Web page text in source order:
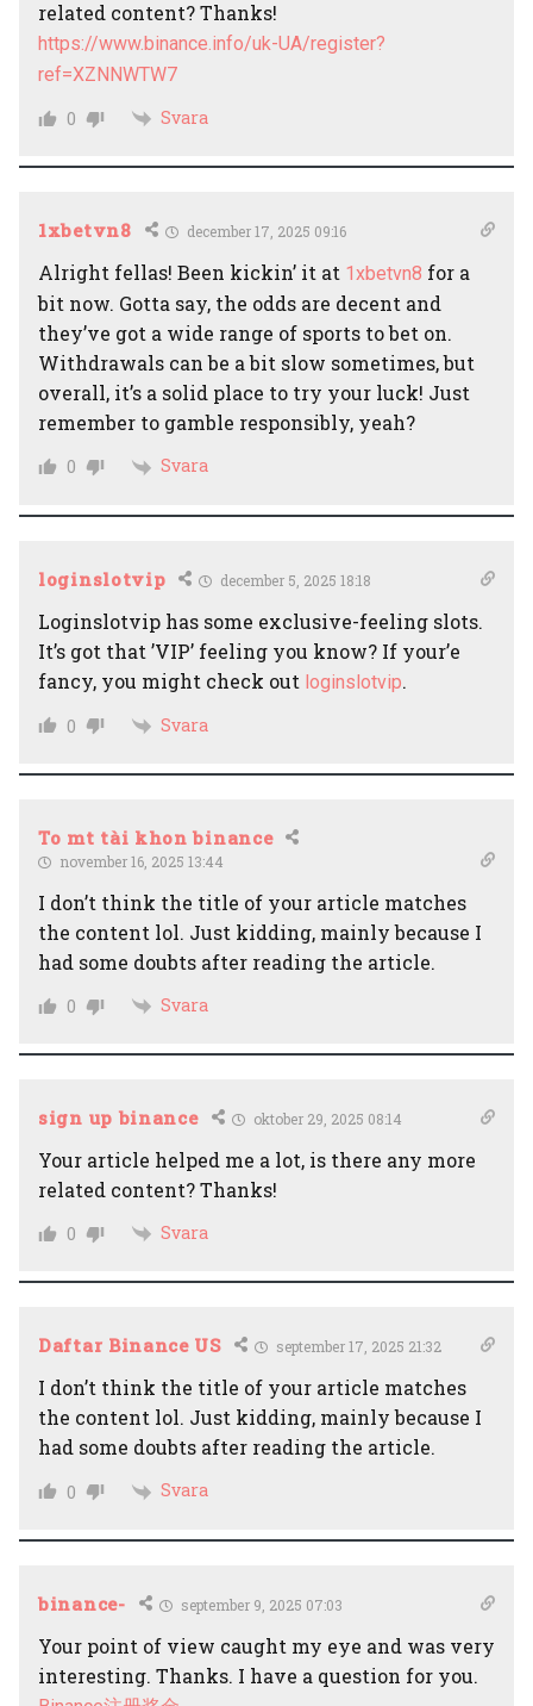
related content? Thanks!
https://www.binance.info/uk-UA/register?
ref=XZNNWTW7
0
Svara
1xbetvn8 december 17, 2025 09:16
Alright fellas! Been kickin’ it at 1xbetvn8 for a
bit now. Gotta say, the odds are decent and
they’ve got a wide range of sports to bet on.
Withdrawals can be a bit slow sometimes, but
overall, it’s a solid place to try your luck! Just
remember to gamble responsibly, yeah?
0 Svara
loginslotvip december 5, 2025 18:18
Loginslotvip has some exclusive-feeling slots.
It’s got that ’VIP’ feeling you know? If your’e
fancy, you might check out loginslotvip.
0 Svara
To mt tài khon binance
november 16, 2025 13:44
I don’t think the title of your article matches
the content lol. Just kidding, mainly because I
had some doubts after reading the article.
0 Svara
sign up binance oktober 29, 2025 08:14
Your article helped me a lot, is there any more
related content? Thanks!
0 Svara
Daftar Binance US september 17, 2025 21:32
I don’t think the title of your article matches
the content lol. Just kidding, mainly because I
had some doubts after reading the article.
0 Svara
binance- september 9, 2025 07:03
Your point of view caught my eye and was very
interesting. Thanks. I have a question for you.